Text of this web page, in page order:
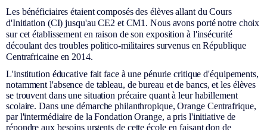
Les bénéficiaires étaient composés des élèves allant du Cours
d'Initiation (CI) jusqu'au CE2 et CM1. Nous avons porté notre choix
sur cet établissement en raison de son exposition à l'insécurité
découlant des troubles politico-militaires survenus en République
Centrafricaine en 2014.
L'institution éducative fait face à une pénurie critique d'équipements,
notamment l'absence de tableau, de bureau et de bancs, et les élèves
se trouvent dans une situation précaire quant à leur habillement
scolaire. Dans une démarche philanthropique, Orange Centrafrique,
par l'intermédiaire de la Fondation Orange, a pris l'initiative de
répondre aux besoins urgents de cette école en faisant don de